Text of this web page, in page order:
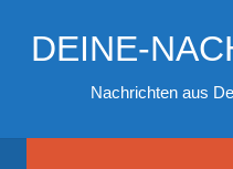
InhaltDEINE-
Nachrichten aus